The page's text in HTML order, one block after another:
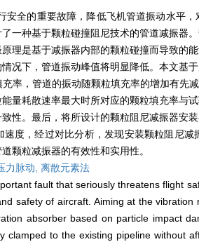
安全的重要故障，降低飞机管道振动水平
一种基于颗粒碰撞阻尼技术的管道减振器
理是基于减振器内部的颗粒碰撞而导致的
况下，管道振动峰值将明显降低。本文基
率，管道的振动随颗粒填充率的增加有先
量耗散速率最大时所对应的颗粒填充率与
性。最后，将所设计的颗粒阻尼减振器安
速度，经过对比分析，发现安装颗粒阻尼
颗粒减振器的有效性和实用性。
力脉动, 离散元素法
fault that seriously threatens flight
safety of aircraft. Aiming at the
absorber based on particle impact
clamped to the existing pipeline without